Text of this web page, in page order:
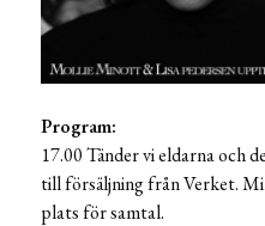
Program:
17.00 Tänder vi eldarna och
till försäljning från Verket.
plats för samtal.